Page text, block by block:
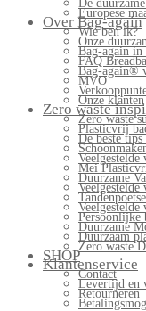
De
Europese
Over Bag-again
Wie ben ik?
Onze
Bag-again in
FAQ
Bag-again®
MVO
Onze klanten
Zero waste
Zero waste
Plasticvrij
De beste
Mei
Duurzame
Veelgestelde
Veelgestelde
Persoonlijke
Duurzame
Duurzaam
Zero waste
SHOP
Klantenservice
Contact
Levertijd en
Retourneren